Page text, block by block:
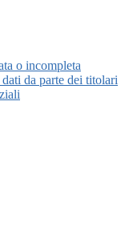
o incompleta
da parte dei titolari